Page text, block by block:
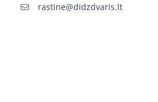
rastine@didzdvaris.lt